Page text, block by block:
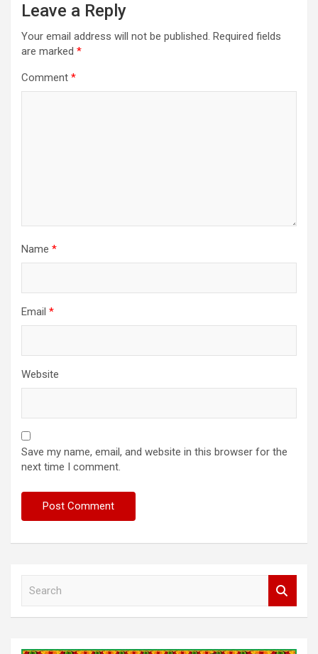
Leave a Reply
Your email address will not be published. Required fields
are marked *
Comment *
Name *
Email *
Website
Save my name, email, and website in this browser for the
next time I comment.